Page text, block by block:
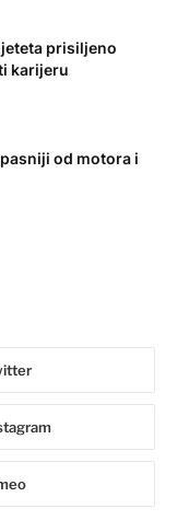
prisiljeno
karijeru
od motora i